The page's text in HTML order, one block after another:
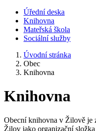
Úřední deska
Knihovna
Mateřská škola
Sociální služby
Úvodní stránka
Obec
Knihovna
Knihovna
Obecní knihovna v Žilově je
Žilov jako organizační